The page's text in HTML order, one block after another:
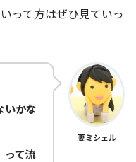
って方はぜひ見ていっ
いかな
って流
妻ミシェル